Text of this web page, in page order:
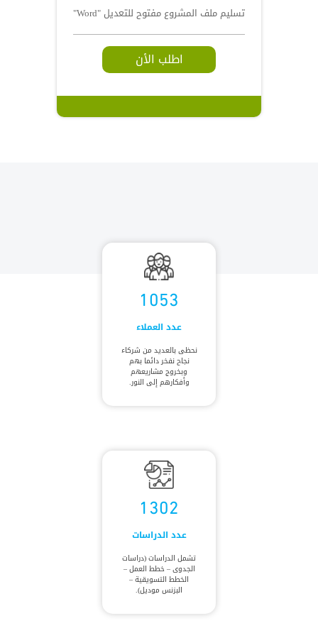
تسليم ملف المشروع مفتوح للتعديل "Word"
اطلب الأن
1053
عدد العملاء
نحظى بالعديد من شركاء
نجاح نفخر دائما بهم
وبخروج مشاريعهم
وأفكارهم إلى النور.
1302
عدد الدراسات
تشمل الدراسات (دراسات
الجدوى – خطط العمل –
الخطط التسويقية –
البزنس موديل).